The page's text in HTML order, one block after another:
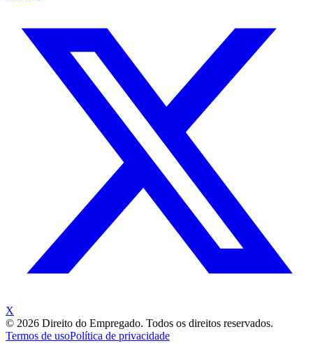
X
© 2026 Direito do Empregado. Todos os direitos reservados.
Termos de usoPolítica de privacidade